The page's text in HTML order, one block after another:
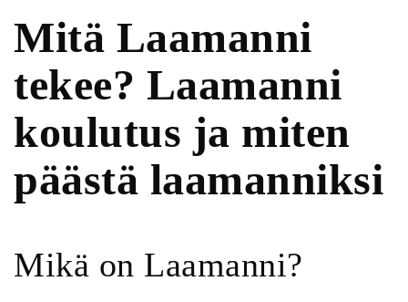
Mitä Laamanni
tekee? Laamanni
koulutus ja miten
päästä laamanniksi
Mikä on Laamanni?